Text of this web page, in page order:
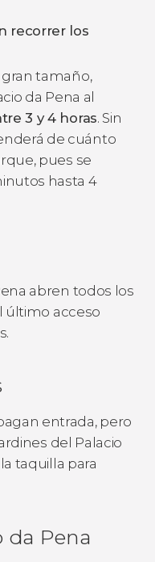
recorrer los
tamaño,
da Pena al
3 y 4 horas. Sin
de cuánto
pues se
hasta 4
abren todos los
último acceso
entrada, pero
del Palacio
taquilla para
da Pena